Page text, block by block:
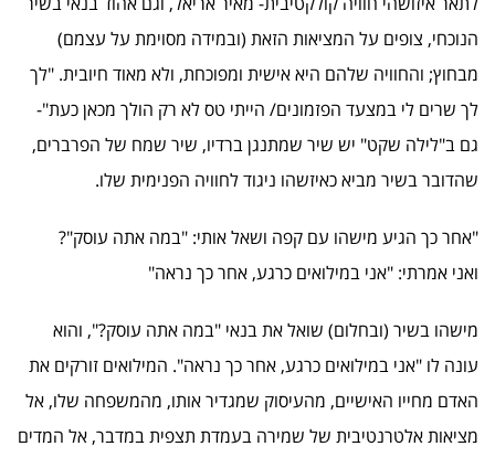
הנוכחי, צופים על המציאות הזאת (ובמידה מסוימת על עצמם)
מבחוץ; והחוויה שלהם היא אישית ומפוכחת, ולא מאוד חיובית. "לך
לך שרים לי במצעד הפזמונים/ הייתי טס לא רק הולך מכאן כעת"-
גם ב"לילה שקט" יש שיר שמתנגן ברדיו, שיר שמח של הפרברים,
שהדובר בשיר מביא כאיזשהו ניגוד לחוויה הפנימית שלו.
"אחר כך הגיע מישהו עם קפה ושאל אותי: "במה אתה עוסק"?
ואני אמרתי: "אני במילואים כרגע, אחר כך נראה"
מישהו בשיר (ובחלום) שואל את בנאי "במה אתה עוסק?", והוא
עונה לו "אני במילואים כרגע, אחר כך נראה". המילואים זורקים את
האדם מחייו האישיים, מהעיסוק שמגדיר אותו, מהמשפחה שלו, אל
מציאות אלטרנטיבית של שמירה בעמדת תצפית במדבר, אל המדים